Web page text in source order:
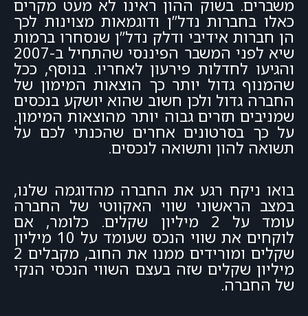
משברים. בשוק ההון ראינו לא מעט מקרים
כאלו בחברות נדל”ן ודוגמאות מצוינות לכך
הן חברות אידיבי ודלק נדל”ן שנסחרו ברמות
שיא לפני המשבר הפיננסי שהתחיל ב-2007
והגיעו לחדלות פירעון לאחריו. בנוסף, ככל
שהמנוף גדול יותר כך הוצאות המימון של
החברה גדול ולכן חשוב שהוא יושקע בנכסים
שמניבים תזרים גבוה יותר מהוצאות המימון.
על כך בסרטונים אחרים שהכנתי לכם על
תשואה להון ותשואה לנכסים.
בואו ניקח רגע את החברה מהדוגמה שלנו,
במצב הראשוני שווי האקווטי של החברה
עומד על 2 מיליון שקלים. כלומר, אם
לוקחים את שווי הנכס שעומד על 10 מיליון
שקלים ומורידים ממנו את החוב, מקבלים 2
מיליון שקלים שזה בעצם השווי הנכסי הנקי
של החברה.